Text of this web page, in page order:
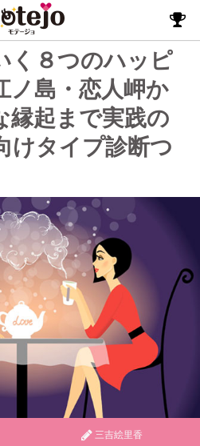
く８つのハッピ
ノ島・恋人岬か
縁起まで実践の
けタイプ診断つ
三吉絵里香